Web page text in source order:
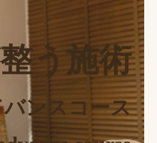
う施術
ンスコース